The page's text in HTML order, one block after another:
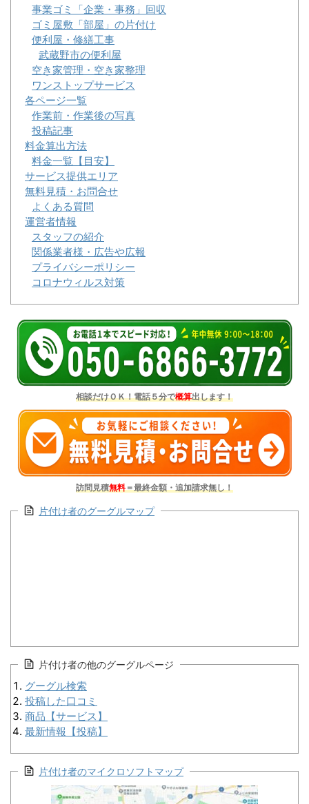
事業ゴミ「企業・事務」回収
ゴミ屋敷「部屋」の片付け
便利屋・修繕工事
武蔵野市の便利屋
空き家管理・空き家整理
ワンストップサービス
各ページ一覧
作業前・作業後の写真
投稿記事
料金算出方法
料金一覧【目安】
サービス提供エリア
無料見積・お問合せ
よくある質問
運営者情報
スタッフの紹介
関係業者様・広告や広報
プライバシーポリシー
コロナウィルス対策
相談だけＯＫ！電話５分で概算出します！
訪問見積無料 ＝最終金額・追加請求無し！
片付け者のグーグルマップ
片付け者の他のグーグルページ
グーグル検索
投稿した口コミ
商品【サービス】
最新情報【投稿】
片付け者のマイクロソフトマップ